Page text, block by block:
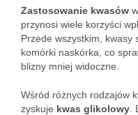
Zastosowanie kwasów
przynosi wiele korzyści
Przede wszystkim, kwasy
komórki naskórka, co
blizny mniej widoczne.
Wśród różnych rodzajów
zyskuje kwas glikolowy